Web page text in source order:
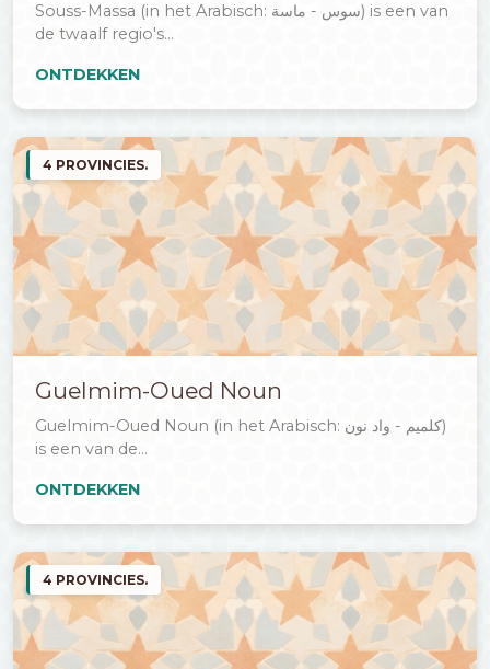
Souss-Massa (in het Arabisch: سوس - ماسة) is een van
de twaalf regio's...
ONTDEKKEN
4 PROVINCIES.
Guelmim-Oued Noun
Guelmim-Oued Noun (in het Arabisch: كلميم - واد نون)
is een van de...
ONTDEKKEN
4 PROVINCIES.